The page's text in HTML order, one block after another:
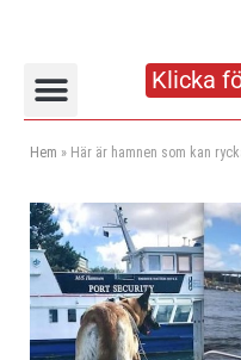
Klicka
Hem » Här är hamnen som kan